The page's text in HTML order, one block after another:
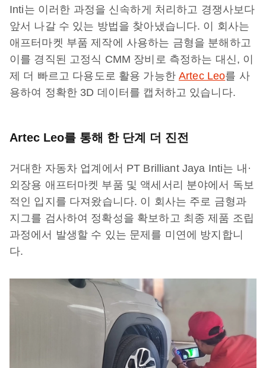
Inti는 이러한 과정을 신속하게 처리하고 경쟁사보다
앞서 나갈 수 있는 방법을 찾아냈습니다. 이 회사는
애프터마켓 부품 제작에 사용하는 금형을 분해하고
이를 경직된 고정식 CMM 장비로 측정하는 대신, 이
제 더 빠르고 다용도로 활용 가능한 Artec Leo를 사
용하여 정확한 3D 데이터를 캡처하고 있습니다.
Artec Leo를 통해 한 단계 더 진전
거대한 자동차 업계에서 PT Brilliant Jaya Inti는 내·
외장용 애프터마켓 부품 및 액세서리 분야에서 독보
적인 입지를 다져왔습니다. 이 회사는 주로 금형과
지그를 검사하여 정확성을 확보하고 최종 제품 조립
과정에서 발생할 수 있는 문제를 미연에 방지합니
다.